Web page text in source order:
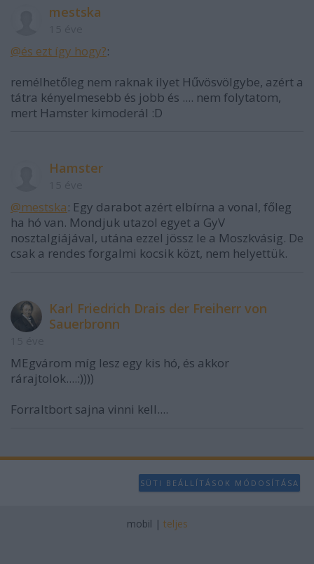
mestska
@és ezt így hogy?:
remélhetőleg nem raknak ilyet Hűvösvölgybe, azért a
tátra kényelmesebb és jobb és .... nem folytatom,
mert Hamster kimoderál :D
Hamster
@mestska: Egy darabot azért elbírna a vonal, főleg
ha hó van. Mondjuk utazol egyet a GyV
nosztalgiájával, utána ezzel jössz le a Moszkvásig. De
csak a rendes forgalmi kocsik közt, nem helyettük.
Karl Friedrich Drais der Freiherr von
Sauerbronn
MEgvárom míg lesz egy kis hó, és akkor
rárajtolok....:))))
Forraltbort sajna vinni kell....
SÜTI BEÁLLÍTÁSOK MÓDOSÍTÁSA
mobil | teljes